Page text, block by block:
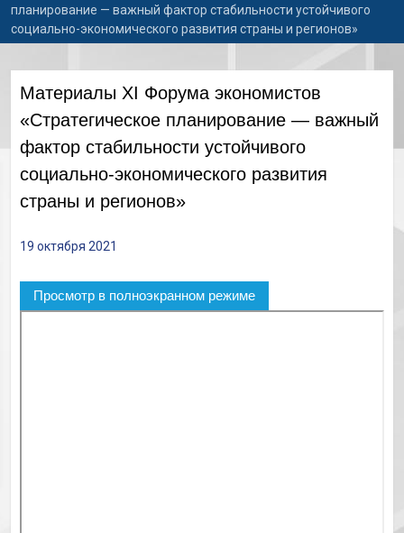
планирование — важный фактор стабильности устойчивого
социально-экономического развития страны и регионов»
Материалы XI Форума экономистов
«Стратегическое планирование — важный
фактор стабильности устойчивого
социально-экономического развития
страны и регионов»
19 октября 2021
Просмотр в полноэкранном режиме